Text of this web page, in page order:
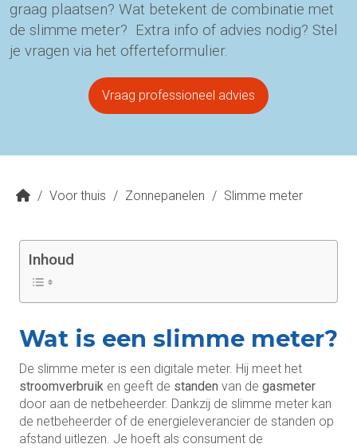
graag plaatsen? Wat betekent de combinatie met
de slimme meter? Extra info of advies nodig? Stel
je vragen via het offerteformulier.
Vraag professioneel advies
/ Voor thuis / Zonnepanelen / Slimme meter
Inhoud
Wat is een slimme meter?
De slimme meter is een digitale meter. Hij meet het
stroomverbruik en geeft de standen van de gasmeter
door aan de netbeheerder. Dankzij de slimme meter kan
de netbeheerder of de energieleverancier de standen op
afstand uitlezen. Je hoeft als consument de